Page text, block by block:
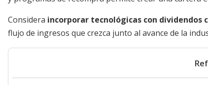
Considera incorporar tecnológicas con dividendos
flujo de ingresos que crezca junto al avance de la